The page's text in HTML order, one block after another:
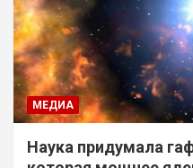
МЕДИА
Наука придумала